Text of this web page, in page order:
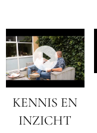
KENNIS EN
INZICHT